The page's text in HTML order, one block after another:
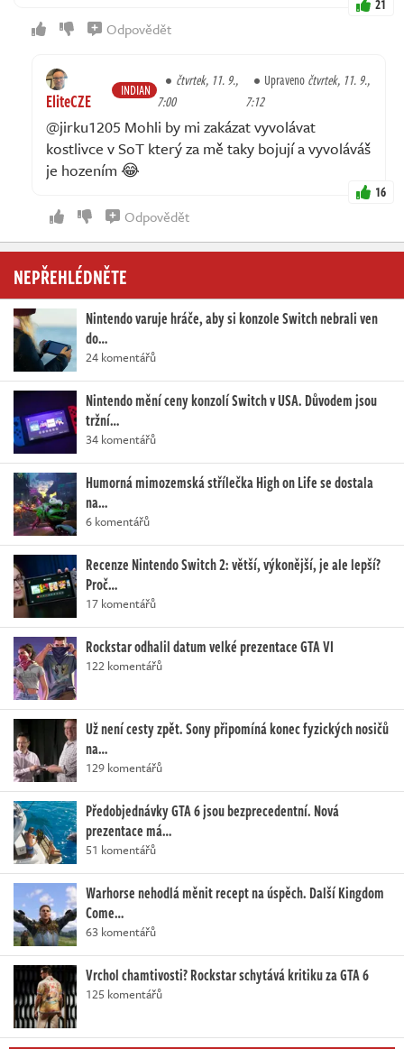
21
Odpovědět
EliteCZE INDIAN
čtvrtek, 11. 9.,
7:00
Upravenočtvrtek, 11. 9.,
7:12
@jirku1205 Mohli by mi zakázat vyvolávat
kostlivce v SoT který za mě taky bojují a vyvoláváš
je hozením 😂
16
Odpovědět
NEPŘEHLÉDNĚTE
Nintendo varuje hráče, aby si konzole Switch nebrali ven
do…
24 komentářů
Nintendo mění ceny konzolí Switch v USA. Důvodem jsou
tržní…
34 komentářů
Humorná mimozemská střílečka High on Life se dostala
na…
6 komentářů
Recenze Nintendo Switch 2: větší, výkonější, je ale lepší?
Proč…
17 komentářů
Rockstar odhalil datum velké prezentace GTA VI
122 komentářů
Už není cesty zpět. Sony připomíná konec fyzických nosičů
na…
129 komentářů
Předobjednávky GTA 6 jsou bezprecedentní. Nová
prezentace má…
51 komentářů
Warhorse nehodlá měnit recept na úspěch. Další Kingdom
Come…
63 komentářů
Vrchol chamtivosti? Rockstar schytává kritiku za GTA 6
125 komentářů